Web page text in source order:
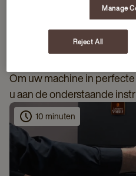
Om uw machine in
u aan de onderstaande
10 minuten
Manage
Reject All